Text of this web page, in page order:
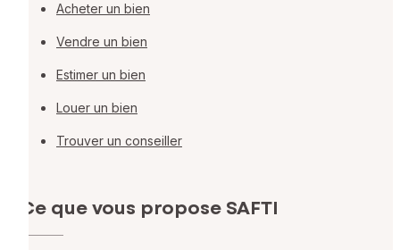
Acheter un bien
Vendre un bien
Estimer un bien
Louer un bien
Trouver un conseiller
Ce que vous propose SAFTI